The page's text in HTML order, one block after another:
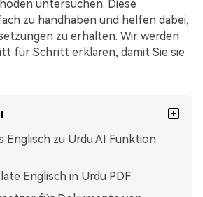
untersuchen. Diese
zu handhaben und helfen dabei,
zu erhalten. Wir werden
für Schritt erklären, damit Sie sie
Englisch zu Urdu AI Funktion
Englisch in Urdu PDF